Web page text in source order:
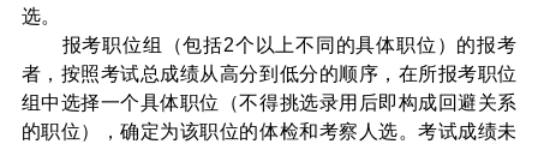
选。
报考职位组（包括2个以上不同的具体职位）的报考
者，按照考试总成绩从高分到低分的顺序，在所报考职位
组中选择一个具体职位（不得挑选录用后即构成回避关系
的职位），确定为该职位的体检和考察人选。考试成绩未